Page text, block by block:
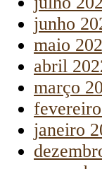
junho
maio
abril
março
janeiro